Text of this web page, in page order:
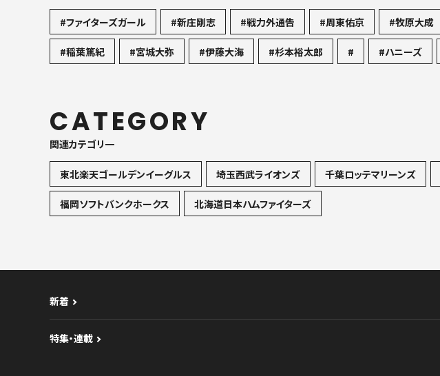
#ファイターズガール #新庄剛志 #戦力外通告 #周東佑京 #牧原大成
#稲葉篤紀 #宮城大弥 #伊藤大海 #杉本裕太郎 # #ハニーズ
CATEGORY
関連カテゴリ一
東北楽天ゴールデンイーグルス 埼玉西武ライオンズ 千葉ロッテマリーンズ
福岡ソフトバンクホークス 北海道日本ハムファイターズ
新着
特集・連載